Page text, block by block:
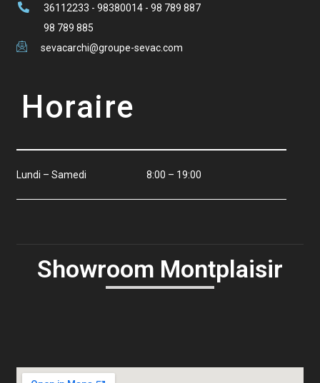
36112233 - 98380014 - 98 789 887
98 789 885
sevacarchi@groupe-sevac.com
Horaire
Lundi – Samedi 8:00 – 19:00
Showroom Montplaisir